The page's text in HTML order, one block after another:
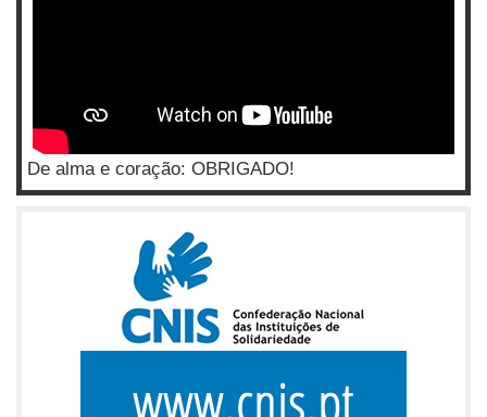
De alma e coração: OBRIGADO!